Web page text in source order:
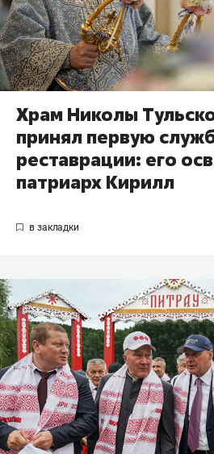
Храм Николы
принял первую
реставрации: его
патриарх Кирилл